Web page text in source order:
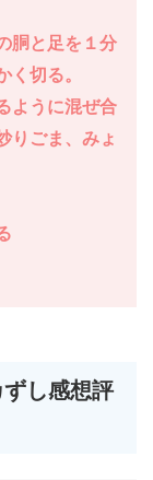
胴と足を１分
く切る。
ように混ぜ合
りごま、みょ
し感想評